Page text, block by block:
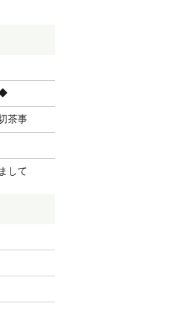
◆
茶事
して